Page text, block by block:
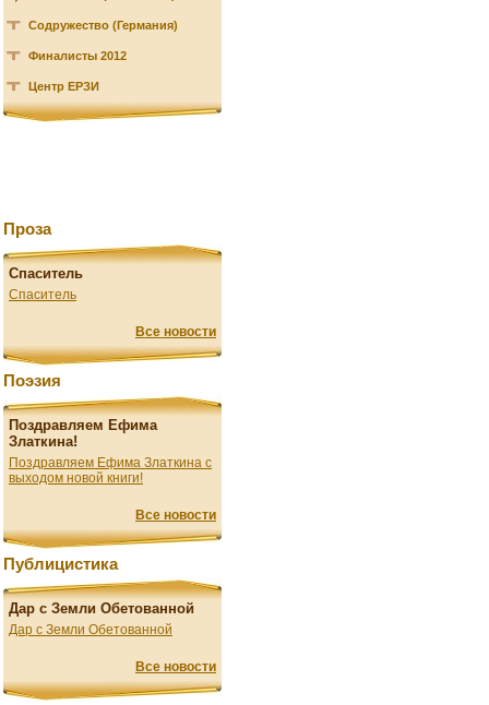
Содружество (Германия)
Финалисты 2012
Центр ЕРЗИ
Проза
Спаситель
Спаситель
Все новости
Поэзия
Поздравляем Ефима
Златкина!
Поздравляем Ефима Златкина с
выходом новой книги!
Все новости
Публицистика
Дар с Земли Обетованной
Дар с Земли Обетованной
Все новости